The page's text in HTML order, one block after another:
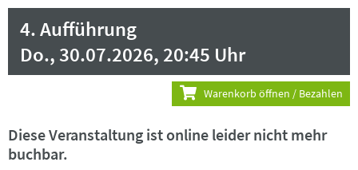
4. Aufführung
Do., 30.07.2026, 20:45 Uhr
Warenkorb öffnen / Bezahlen
Diese Veranstaltung ist online leider nicht mehr
buchbar.